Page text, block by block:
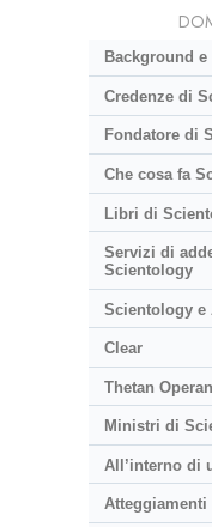
Background
Credenze di
Fondatore di
Che cosa fa
Libri di
Servizi di
Scientology
Scientology e
Clear
Thetan
Ministri di
All’interno di